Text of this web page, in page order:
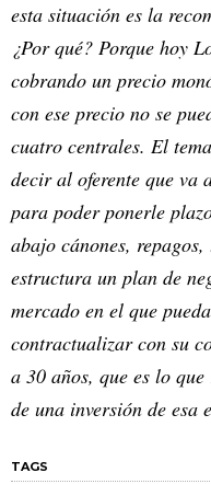
esta situación es la
¿Por qué? Porque hoy
cobrando un precio
con ese precio no se
cuatro centrales. El
decir al oferente que va
para poder ponerle
abajo cánones,
estructura un plan de
mercado en el que
contractualizar con su
a 30 años, que es lo
de una inversión de esa
TAGS